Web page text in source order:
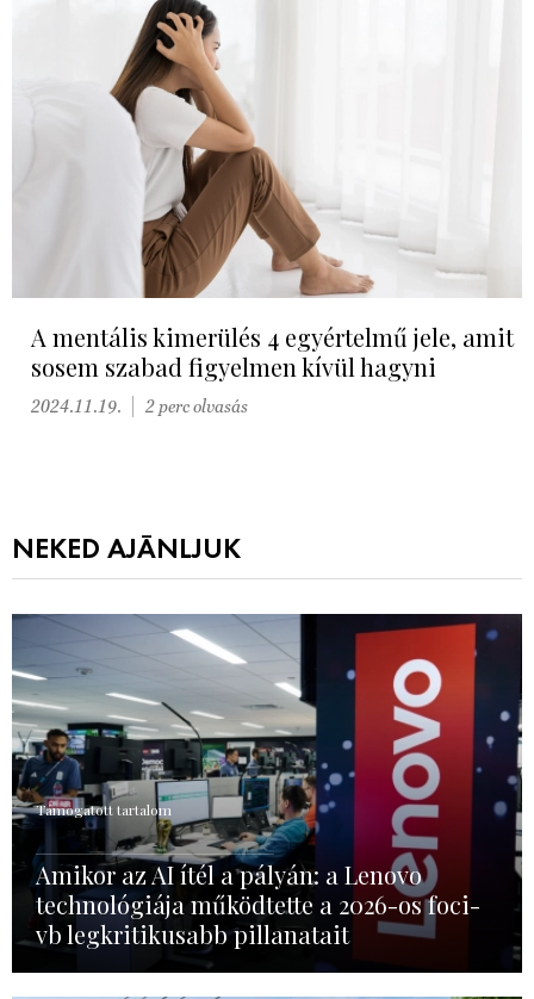
A mentális kimerülés 4 egyértelmű jele, amit
sosem szabad figyelmen kívül hagyni
2024.11.19. 2 perc olvasás
NEKED AJÁNLJUK
Támogatott tartalom
Amikor az AI ítél a pályán: a Lenovo
technológiája működtette a 2026-os foci-
vb legkritikusabb pillanatait